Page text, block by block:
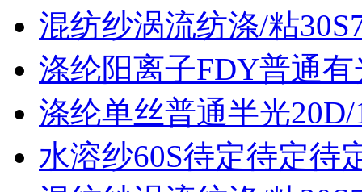
混纺纱涡流纺涤/粘
涤纶阳离子FDY普通有
涤纶单丝普通半光20D/
水溶纱60S待定待定待